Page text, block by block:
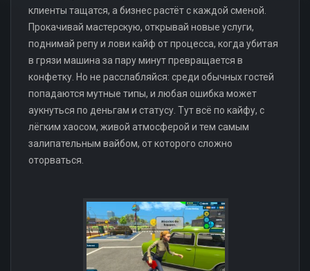
клиенты тащатся, а бизнес растёт с каждой сменой.
Прокачивай мастерскую, открывай новые услуги,
поднимай репу и лови кайф от процесса, когда убитая
в грязи машина за пару минут превращается в
конфетку. Но не расслабляйся: среди обычных гостей
попадаются мутные типы, и любая ошибка может
аукнуться по деньгам и статусу. Тут всё по кайфу, с
лёгким хаосом, живой атмосферой и тем самым
залипательным вайбом, от которого сложно
оторваться.